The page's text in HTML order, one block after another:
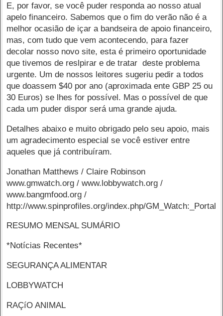
E, por favor, se você puder responda ao nosso atual
apelo financeiro. Sabemos que o fim do verão não é a
melhor ocasião de içar a bandseira de apoio financeiro,
mas, com tudo que vem acontecendo, para fazer
decolar nosso novo site, esta é primeiro oportunidade
que tivemos de reslpirar e de tratar deste problema
urgente. Um de nossos leitores sugeriu pedir a todos
que doassem $40 por ano (aproximada ente GBP 25 ou
30 Euros) se lhes for possível. Mas o possível de que
cada um puder dispor será uma grande ajuda.
Detalhes abaixo e muito obrigado pelo seu apoio, mais
um agradecimento especial se você estiver entre
aqueles que já contribuíram.
Jonathan Matthews / Claire Robinson
www.gmwatch.org / www.lobbywatch.org /
www.bangmfood.org /
http://www.spinprofiles.org/index.php/GM_Watch:_Portal
RESUMO MENSAL SUMÁRIO
*Notícias Recentes*
SEGURANÇA ALIMENTAR
LOBBYWATCH
RAÇíO ANIMAL